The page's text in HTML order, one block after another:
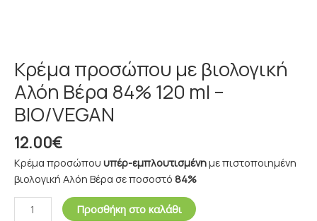
Κρέμα προσώπου με βιολογική
Αλόη Βέρα 84% 120 ml –
BIO/VEGAN
12.00€
Κρέμα προσώπου υπέρ-εμπλουτισμένημε πιστοποιημένη
βιολογική Αλόη Βέρα σε ποσοστό 84%
Προσθήκη στο καλάθι